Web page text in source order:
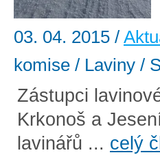
03. 04. 2015 /
komise / Laviny /
Zástupci
Krkonoš a
lavinářů ... celý